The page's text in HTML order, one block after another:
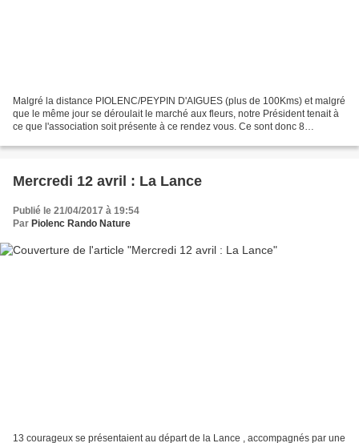
Malgré la distance PIOLENC/PEYPIN D'AIGUES (plus de 100Kms) et malgré
que le même jour se déroulait le marché aux fleurs, notre Président tenait à
ce que l'association soit présente à ce rendez vous. Ce sont donc 8
Mercredi 12 avril : La Lance
Publié le 21/04/2017 à 19:54
Par Piolenc Rando Nature
13 courageux se présentaient au départ de la Lance , accompagnés par une